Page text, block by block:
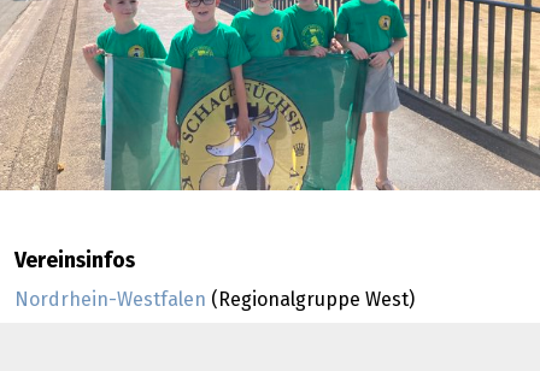
Vereinsinfos
Nordrhein-Westfalen (Regionalgruppe West)